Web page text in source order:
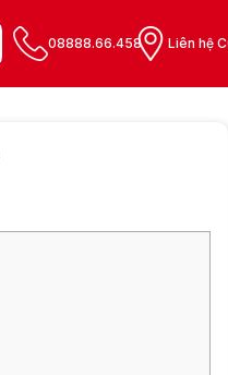
08888.66.458 Liên hệ